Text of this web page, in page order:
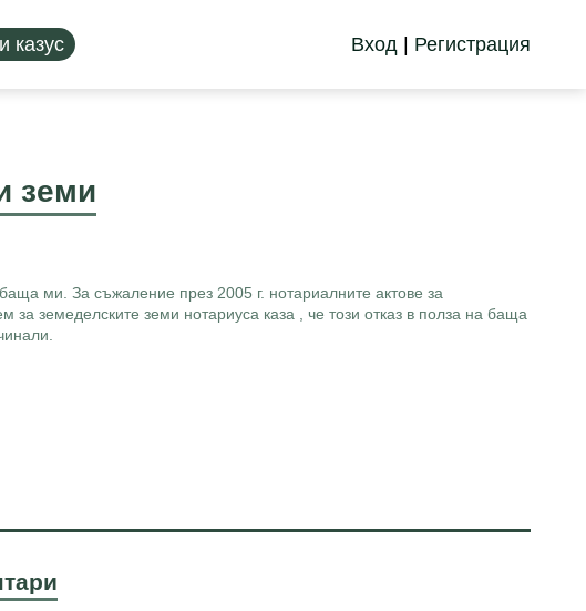
казус Вход | Регистрация
земи
ми. За съжаление през 2005 г. нотариалните актове за
земеделските земи нотариуса каза , че този отказ в полза на баща